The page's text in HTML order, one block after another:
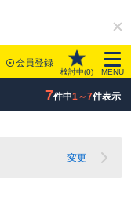
会員登録
検討中(0) MENU
7件中1～7件表示
変更